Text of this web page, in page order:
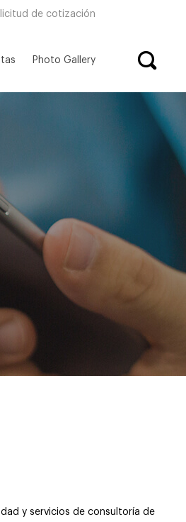
de cotización
Photo Gallery
y servicios de consultoría de